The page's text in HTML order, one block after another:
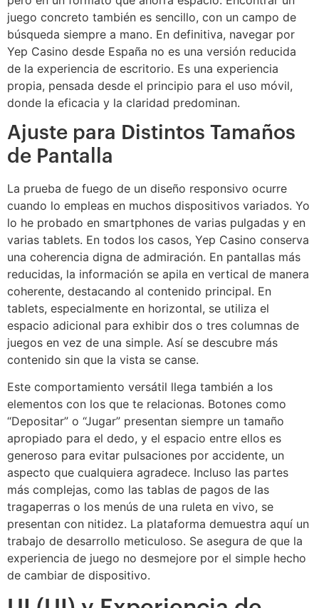
juego concreto también es sencillo, con un campo de
búsqueda siempre a mano. En definitiva, navegar por
Yep Casino desde España no es una versión reducida
de la experiencia de escritorio. Es una experiencia
propia, pensada desde el principio para el uso móvil,
donde la eficacia y la claridad predominan.
Ajuste para Distintos Tamaños
de Pantalla
La prueba de fuego de un diseño responsivo ocurre
cuando lo empleas en muchos dispositivos variados. Yo
lo he probado en smartphones de varias pulgadas y en
varias tablets. En todos los casos, Yep Casino conserva
una coherencia digna de admiración. En pantallas más
reducidas, la información se apila en vertical de manera
coherente, destacando al contenido principal. En
tablets, especialmente en horizontal, se utiliza el
espacio adicional para exhibir dos o tres columnas de
juegos en vez de una simple. Así se descubre más
contenido sin que la vista se canse.
Este comportamiento versátil llega también a los
elementos con los que te relacionas. Botones como
“Depositar” o “Jugar” presentan siempre un tamaño
apropiado para el dedo, y el espacio entre ellos es
generoso para evitar pulsaciones por accidente, un
aspecto que cualquiera agradece. Incluso las partes
más complejas, como las tablas de pagos de las
tragaperras o los menús de una ruleta en vivo, se
presentan con nitidez. La plataforma demuestra aquí un
trabajo de desarrollo meticuloso. Se asegura de que la
experiencia de juego no desmejore por el simple hecho
de cambiar de dispositivo.